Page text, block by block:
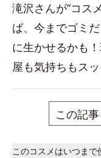
滝沢さんが“コス
ば、今までゴミ
に生かせるかも
屋も気持ちもスッ
この記
このコスメはいつま